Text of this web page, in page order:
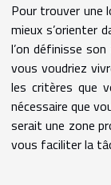
Pour trouver une
mieux s’orienter
l’on définisse
vous voudriez
les critères que
nécessaire que
serait une zone
vous faciliter la